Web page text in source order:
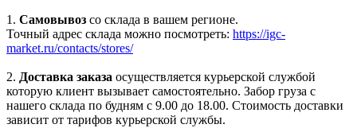
1. Самовывоз со склада в вашем регионе.
Точный адрес склада можно посмотреть: https://igc-
market.ru/contacts/stores/
2. Доставка заказа осуществляется курьерской службой
которую клиент вызывает самостоятельно. Забор груза с
нашего склада по будням с 9.00 до 18.00. Стоимость доставки
зависит от тарифов курьерской службы.